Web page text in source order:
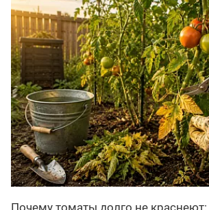
Почему томаты долго не